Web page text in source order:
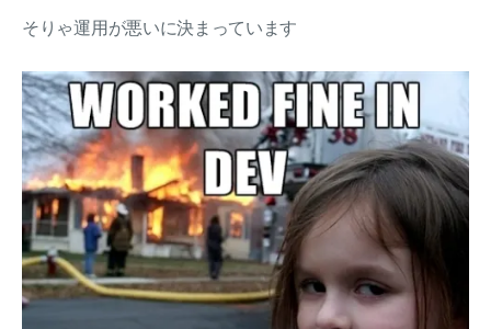
そりゃ運用が悪いに決まっています